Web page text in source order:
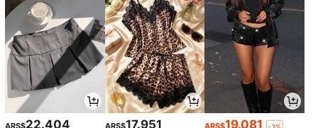
ARS$22.404 ARS$17.951 ARS$19.081